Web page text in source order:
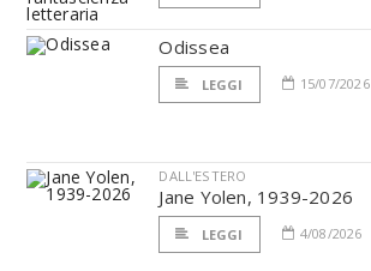
Odissea
LEGGI 15/07/2026
DALL'ESTERO
Jane Yolen, 1939-2026
LEGGI 4/08/2026